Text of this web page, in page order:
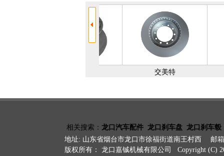
交美特
相关搜索： 龙口汽车配件 龙口刹车盘 龙口刹车毂
地址: 山东省烟台市龙口市徐福街道南王村西
版权所有： 龙口嘉铖机械有限公司 Copyright (C)